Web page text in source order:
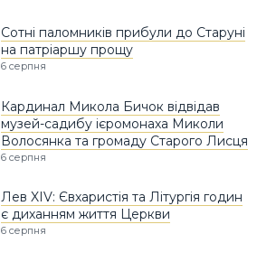
Сотні паломників прибули до Старуні
на патріаршу прощу
6 серпня
Кардинал Микола Бичок відвідав
музей-садибу ієромонаха Миколи
Волосянка та громаду Старого Лисця
6 серпня
Лев XIV: Євхаристія та Літургія годин
є диханням життя Церкви
6 серпня